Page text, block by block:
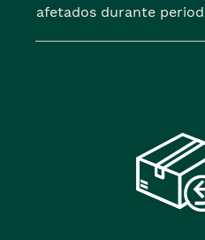
afetados durante